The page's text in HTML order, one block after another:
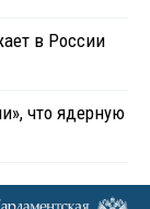
в России
что ядерную